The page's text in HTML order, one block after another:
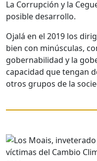
La Corrupción y la
posible desarrollo.
Ojalá en el 2019 los
bien con minúsculas,
gobernabilidad y la
capacidad que tengan
otros grupos de la